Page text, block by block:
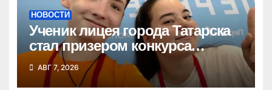
НОВОСТИ
Ученик лицея города Татарска
стал призером конкурса
«Большая перемена»
АВГ 7, 2026